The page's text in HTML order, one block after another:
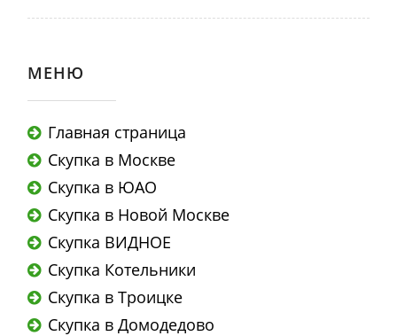
МЕНЮ
Главная страница
Скупка в Москве
Скупка в ЮАО
Скупка в Новой Москве
Скупка ВИДНОЕ
Скупка Котельники
Скупка в Троицке
Скупка в Домодедово